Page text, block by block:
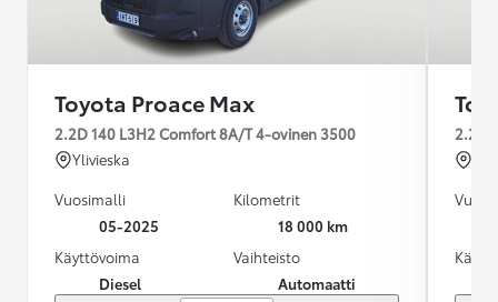
Toyota Proace Max
2.2D 140 L3H2 Comfort 8A/T 4-ovinen 3500
Ylivieska
Vuosimalli
05-2025
Kilometrit
18 000 km
Käyttövoima
Diesel
Vaihteisto
Automaatti
2.2D